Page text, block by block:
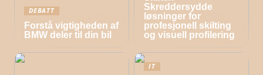
DEBATT
Forstå vigtigheden af
BMW deler til din bil
Skreddersydde
løsninger for
profesjonell skilting
og visuell profilering
IT